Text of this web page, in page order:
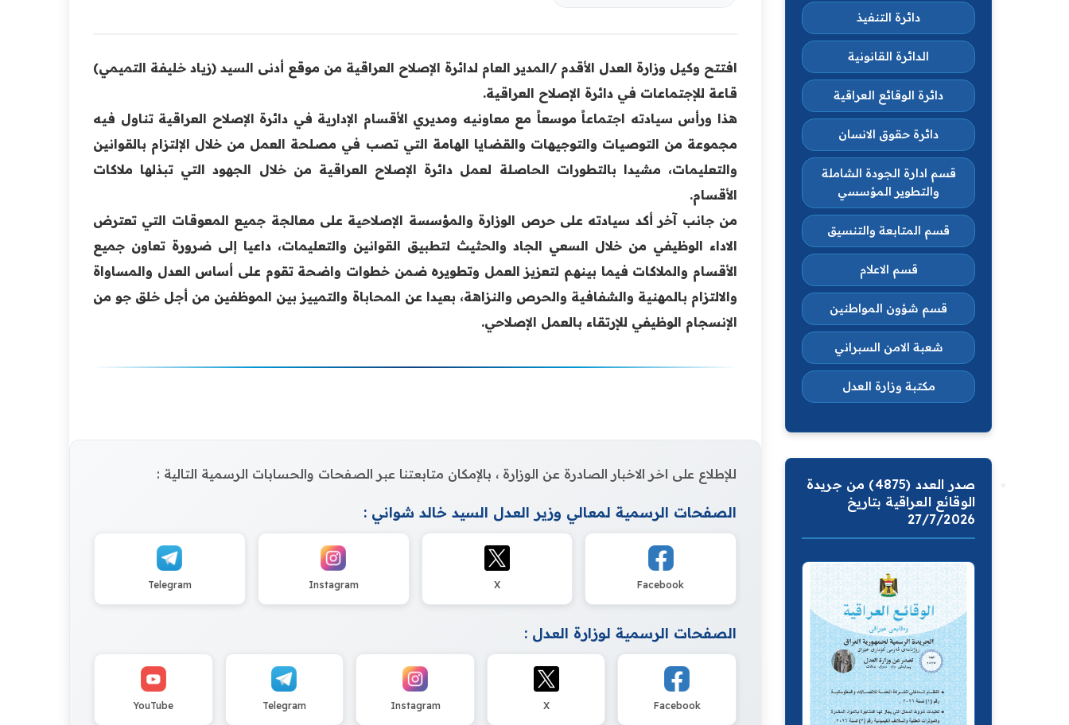
افتتح وكيل وزارة العدل الأقدم /المدير العام لدائرة الإصلاح العراقية من موقع أدنى السيد (زياد خليفة التميمي)
قاعة للإجتماعات في دائرة الإصلاح العراقية.
هذا ورأس سيادته اجتماعاً موسعاً مع معاونيه ومديري الأقسام الإدارية في دائرة الإصلاح العراقية تناول فيه
مجموعة من التوصيات والتوجيهات والقضايا الهامة التي تصب في مصلحة العمل من خلال الإلتزام بالقوانين
والتعليمات، مشيدا بالتطورات الحاصلة لعمل دائرة الإصلاح العراقية من خلال الجهود التي تبذلها ملاكات
الأقسام.
من جانب آخر أكد سيادته على حرص الوزارة والمؤسسة الإصلاحية على معالجة جميع المعوقات التي تعترض
الاداء الوظيفي من خلال السعي الجاد والحثيث لتطبيق القوانين والتعليمات، داعيا إلى ضرورة تعاون جميع
الأقسام والملاكات فيما بينهم لتعزيز العمل وتطويره ضمن خطوات واضحة تقوم على أساس العدل والمساواة
والالتزام بالمهنية والشفافية والحرص والنزاهة، بعيدا عن المحاباة والتمييز بين الموظفين من أجل خلق جو من
الإنسجام الوظيفي للإرتقاء بالعمل الإصلاحي.
للإطلاع على اخر الاخبار الصادرة عن الوزارة ، بالإمكان متابعتنا عبر الصفحات والحسابات الرسمية التالية :
الصفحات الرسمية لمعالي وزير العدل السيد خالد شواني :
Facebook
X
Instagram
Telegram
الصفحات الرسمية لوزارة العدل :
Facebook
X
Instagram
Telegram
YouTube
دائرة التنفيذ
الدائرة القانونية
دائرة الوقائع العراقية
دائرة حقوق الانسان
قسم ادارة الجودة الشاملة
والتطوير المؤسسي
قسم المتابعة والتنسيق
قسم الاعلام
قسم شؤون المواطنين
شعبة الامن السبراني
مكتبة وزارة العدل
صدر العدد (4875) من جريدة
الوقائع العراقية بتاريخ
27/7/2026